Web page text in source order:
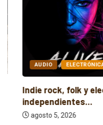
AUDIO ELECTRÓNICA
Indie rock, folk y
independientes...
agosto 5, 2026